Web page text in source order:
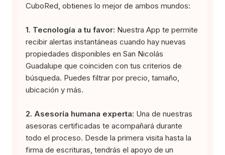
CuboRed, obtienes lo mejor de ambos mundos:
1. Tecnología a tu favor: Nuestra App te permite
recibir alertas instantáneas cuando hay nuevas
propiedades disponibles en San Nicolás
Guadalupe que coinciden con tus criterios de
búsqueda. Puedes filtrar por precio, tamaño,
ubicación y más.
2. Asesoría humana experta: Una de nuestras
asesoras certificadas te acompañará durante
todo el proceso. Desde la primera visita hasta la
firma de escrituras, tendrás el apoyo de un